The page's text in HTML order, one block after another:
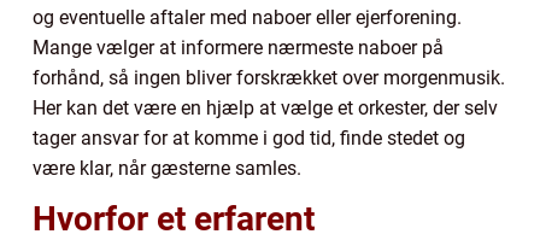
og eventuelle aftaler med naboer eller ejerforening.
Mange vælger at informere nærmeste naboer på
forhånd, så ingen bliver forskrækket over morgenmusik.
Her kan det være en hjælp at vælge et orkester, der selv
tager ansvar for at komme i god tid, finde stedet og
være klar, når gæsterne samles.
Hvorfor et erfarent